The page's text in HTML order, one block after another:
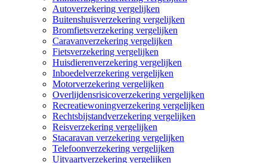
Autoverzekering vergelijken
Buitenshuisverzekering vergelijken
Bromfietsverzekering vergelijken
Caravanverzekering vergelijken
Fietsverzekering vergelijken
Huisdierenverzekering vergelijken
Inboedelverzekering vergelijken
Motorverzekering vergelijken
Overlijdensrisicoverzekering vergelijken
Recreatiewoningverzekering vergelijken
Rechtsbijstandverzekering vergelijken
Reisverzekering vergelijken
Stacaravan verzekering vergelijken
Telefoonverzekering vergelijken
Uitvaartverzekering vergelijken